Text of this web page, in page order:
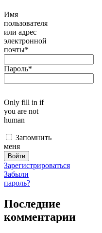
Имя
пользователя
или адрес
электронной
почты*
Пароль*
Only fill in if
you are not
human
Запомнить
меня
Зарегистрироваться
Забыли
пароль?
Последние
комментарии